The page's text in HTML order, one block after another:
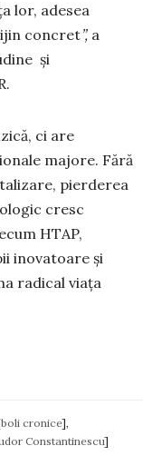
lor, adesea
concret”, a
și
ci are
majore. Fără
pierderea
cresc
HTAP,
inovatoare și
radical viața
boli cronice],
Constantinescu]